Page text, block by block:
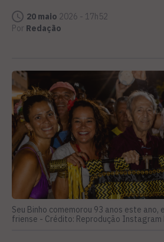
20 maio 2026 - 17h52
Por Redação
Seu Binho comemorou 93 anos este
friense - Crédito: Reprodução Instagram